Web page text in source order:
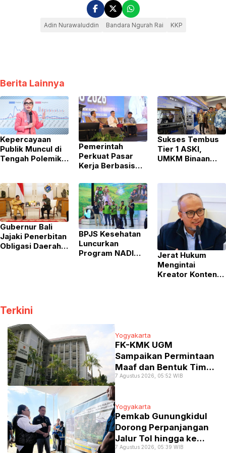
Adin Nurawaluddin Bandara Ngurah Rai KKP
Berita Lainnya
Kepercayaan
Publik Muncul di
Tengah Polemik
Kepala BGN Baru
Pemerintah
Perkuat Pasar
Kerja Berbasis
Guna Atasi
Kesenjangan
Industri
Sukses Tembus
Tier 1 ASKI,
UMKM Binaan
Gubernur Bali
Jajaki Penerbitan
Obligasi Daerah
BPJS Kesehatan
Luncurkan
Program NADI
Jerat Hukum
Mengintai
Kreator Konten,
Terkini
Yogyakarta
FK-KMK UGM
Sampaikan Permintaan
Maaf dan Bentuk Tim
Investigasi Terkait
7 Agustus 2026, 05:52 WIB
Yogyakarta
Pemkab Gunungkidul
Dorong Perpanjangan
Jalur Tol hingga ke
Wilayahnya demi
7 Agustus 2026, 05:39 WIB